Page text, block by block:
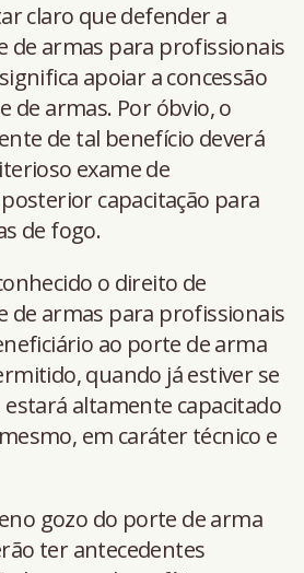
claro que defender a
de armas para profissionais
apoiar a concessão
de armas. Por óbvio, o
de tal benefício deverá
exame de
capacitação para
de fogo.
o direito de
de armas para profissionais
ao porte de arma
quando já estiver se
altamente capacitado
em caráter técnico e
gozo do porte de arma
ter antecedentes